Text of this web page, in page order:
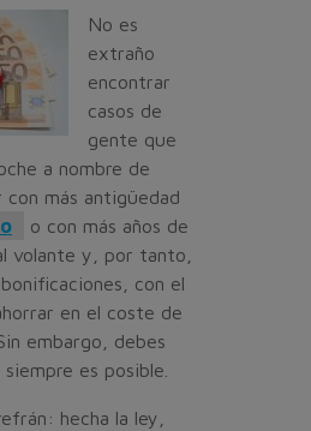
No es
extraño
encontrar
casos de
gente que
a nombre de
con más antigüedad
o con más años de
volante y, por tanto,
con el
en el coste de
Sin embargo, debes
es posible.
hecha la ley,